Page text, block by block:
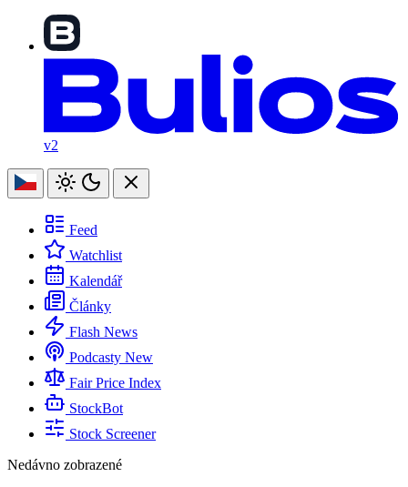
v2
Feed
Watchlist
Kalendář
Články
Flash News
Podcasty New
Fair Price Index
StockBot
Stock Screener
Nedávno zobrazené